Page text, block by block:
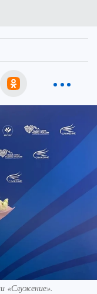
«Служение».